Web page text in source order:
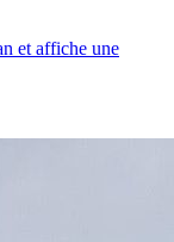
et affiche une